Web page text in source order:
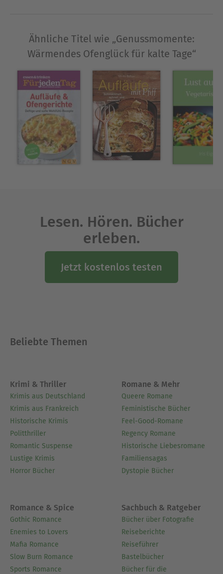
Ähnliche Titel wie „Genussmomente:
Wärmendes Ofenglück für kalte Tage“
Lesen. Hören. Bücher
erleben.
Jetzt kostenlos testen
Beliebte Themen
Krimi & Thriller
Krimis aus Deutschland
Krimis aus Frankreich
Historische Krimis
Politthriller
Romantic Suspense
Lustige Krimis
Horror Bücher
Romane & Mehr
Queere Romane
Feministische Bücher
Feel-Good-Romane
Regency Romane
Historische Liebesromane
Familiensagas
Dystopie Bücher
Romance & Spice
Gothic Romance
Enemies to Lovers
Mafia Romance
Slow Burn Romance
Sports Romance
Sachbuch & Ratgeber
Bücher über Fotografie
Reiseberichte
Reiseführer
Bastelbücher
Bücher für die